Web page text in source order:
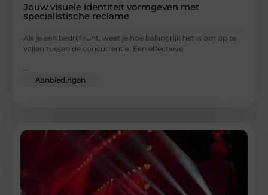
Jouw visuele identiteit vormgeven met
specialistische reclame
Als je een bedrijf runt, weet je hoe belangrijk het is om op te
vallen tussen de concurrentie. Een effectieve
...
Aanbiedingen